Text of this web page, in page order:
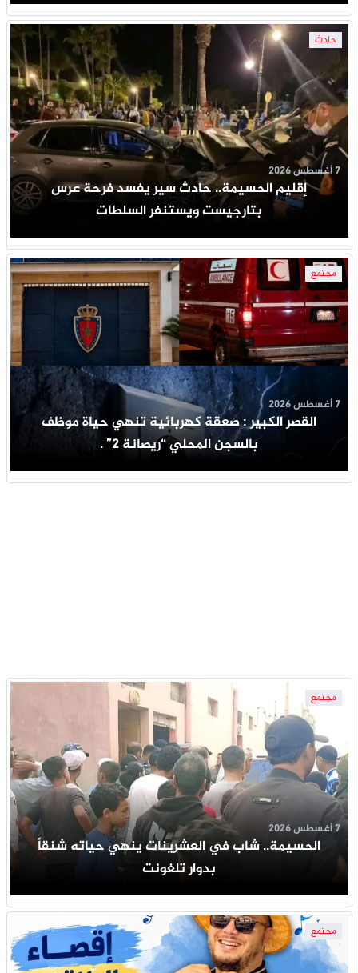
حادث
إقليم الحسيمة.. حادث سير يفسد فرحة عرس
بتارجيست ويستنفر السلطات
7 أغسطس 2026
مجتمع
القصر الكبير : صعقة كهربائية تنهي حياة موظف
بالسجن المحلي “ريصانة 2” .
7 أغسطس 2026
مجتمع
الحسيمة.. شاب في العشرينات ينهي حياته شنقاً
بدوار تلغونت
7 أغسطس 2026
مجتمع